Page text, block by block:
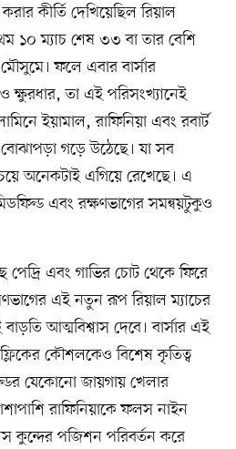
কীর্তি দেখিয়েছিল রিয়াল
১০ ম্যাচ শেষ ৩৩ বা তার বেশি
ফলে এবার বার্সার
তা এই পরিসংখ্যানেই
ইয়ামাল, রাফিনিয়া এবং রবার্ট
গড়ে উঠেছে। যা সব
অনেকটাই এগিয়ে রেখেছে। এ
এবং রক্ষণভাগের সমন্বয়টুকুও
পেদ্রি এবং গাভির চোট থেকে ফিরে
এই নতুন রূপ রিয়াল ম্যাচের
আত্মবিশ্বাস দেবে। বার্সার এই
কৌশলকেও বিশেষ কৃতিত্ব
যেকোনো জায়গায় খেলার
রাফিনিয়াকে ফলস নাইন
কুন্দের পজিশন পরিবর্তন করে